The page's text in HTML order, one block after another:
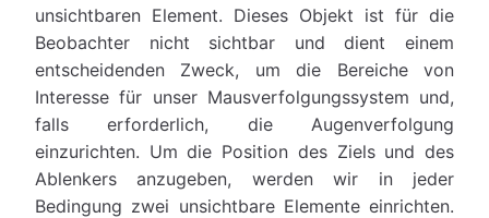
unsichtbaren Element. Dieses Objekt ist für die
Beobachter nicht sichtbar und dient einem
entscheidenden Zweck, um die Bereiche von
Interesse für unser Mausverfolgungssystem und,
falls erforderlich, die Augenverfolgung
einzurichten. Um die Position des Ziels und des
Ablenkers anzugeben, werden wir in jeder
Bedingung zwei unsichtbare Elemente einrichten.